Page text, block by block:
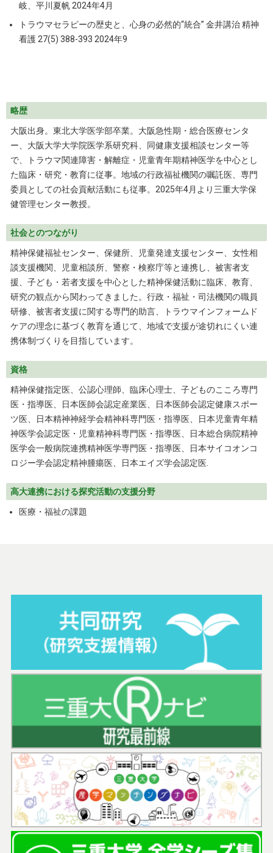
岐、平川夏帆 2024年4月
トラウマセラピーの歴史と、心身の必然的“統合” 金井講治 精神
看護 27(5) 388-393 2024年9
略歴
大阪出身。東北大学医学部卒業。大阪急性期・総合医療センタ
ー、大阪大学大学院医学系研究科、同健康支援相談センター等
で、トラウマ関連障害・解離症・児童青年期精神医学を中心とし
た臨床・研究・教育に従事。地域の行政福祉機関の嘱託医、専門
委員としての社会貢献活動にも従事。2025年4月より三重大学保
健管理センター教授。
社会とのつながり
精神保健福祉センター、保健所、児童発達支援センター、女性相
談支援機関、児童相談所、警察・検察庁等と連携し、被害者支
援、子ども・若者支援を中心とした精神保健活動に臨床、教育、
研究の観点から関わってきました。行政・福祉・司法機関の職員
研修、被害者支援に関する専門的助言、トラウマインフォームド
ケアの理念に基づく教育を通じて、地域で支援が途切れにくい連
携体制づくりを目指しています。
資格
精神保健指定医、公認心理師、臨床心理士、子どものこころ専門
医・指導医、日本医師会認定産業医、日本医師会認定健康スポー
ツ医、日本精神神経学会精神科専門医・指導医、日本児童青年精
神医学会認定医・児童精神科専門医・指導医、日本総合病院精神
医学会一般病院連携精神医学専門医・指導医、日本サイコオンコ
ロジー学会認定精神腫瘍医、日本エイズ学会認定医.
高大連携における探究活動の支援分野
医療・福祉の課題